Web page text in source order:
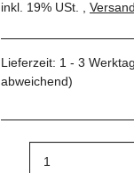
inkl. 19% USt. ,
Lieferzeit: 1 - 3
abweichend)